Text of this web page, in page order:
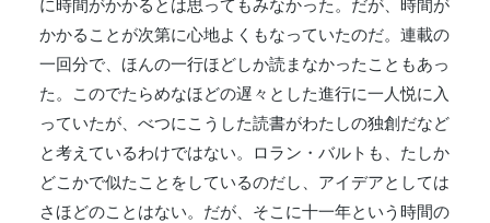
に時間がかかるとは思ってもみなかった。だが、時間が
かかることが次第に心地よくもなっていたのだ。連載の
一回分で、ほんの一行ほどしか読まなかったこともあっ
た。このでたらめなほどの遅々とした進行に一人悦に入
っていたが、べつにこうした読書がわたしの独創だなど
と考えているわけではない。ロラン・バルトも、たしか
どこかで似たことをしているのだし、アイデアとしては
さほどのことはない。だが、そこに十一年という時間の